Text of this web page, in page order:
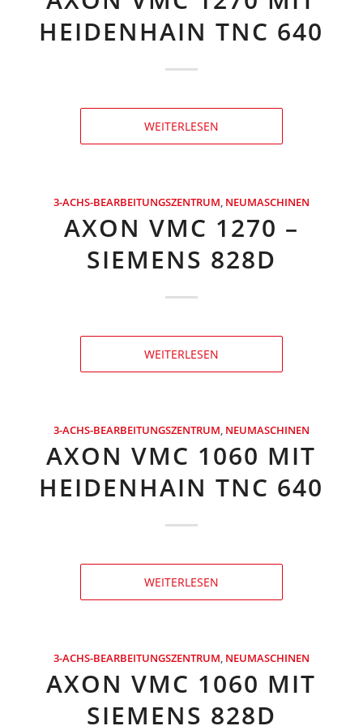
HEIDENHAIN TNC 640
WEITERLESEN
3-ACHS-BEARBEITUNGSZENTRUM, NEUMASCHINEN
AXON VMC 1270 –
SIEMENS 828D
WEITERLESEN
3-ACHS-BEARBEITUNGSZENTRUM, NEUMASCHINEN
AXON VMC 1060 MIT
HEIDENHAIN TNC 640
WEITERLESEN
3-ACHS-BEARBEITUNGSZENTRUM, NEUMASCHINEN
AXON VMC 1060 MIT
SIEMENS 828D